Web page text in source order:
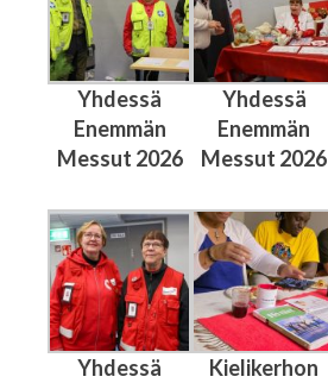
Yhdessä
Enemmän
Messut 2026
Yhdessä
Enemmän
Messut 2026
Yhdessä
Kielikerhon